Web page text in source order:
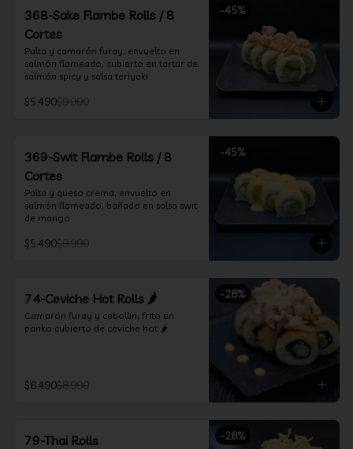
-45%
368-Sake Flambe Rolls / 8
Cortes
Palta y camarón furay, envuelto en
salmón flameado, cubierto en tartar de
salmón spicy y salsa teriyaki
$5.490$9.990
-45%
369-Swit Flambe Rolls / 8
Cortes
Palta y queso crema, envuelto en
salmón flameado, bañado en salsa swit
de mango
$5.490$9.990
-28%
74-Ceviche Hot Rolls 🌶️
Camarón furay y cebollin, frito en
panko cubierto de ceviche hot 🌶️
$6.490$8.990
-28%
79-Thai Rolls